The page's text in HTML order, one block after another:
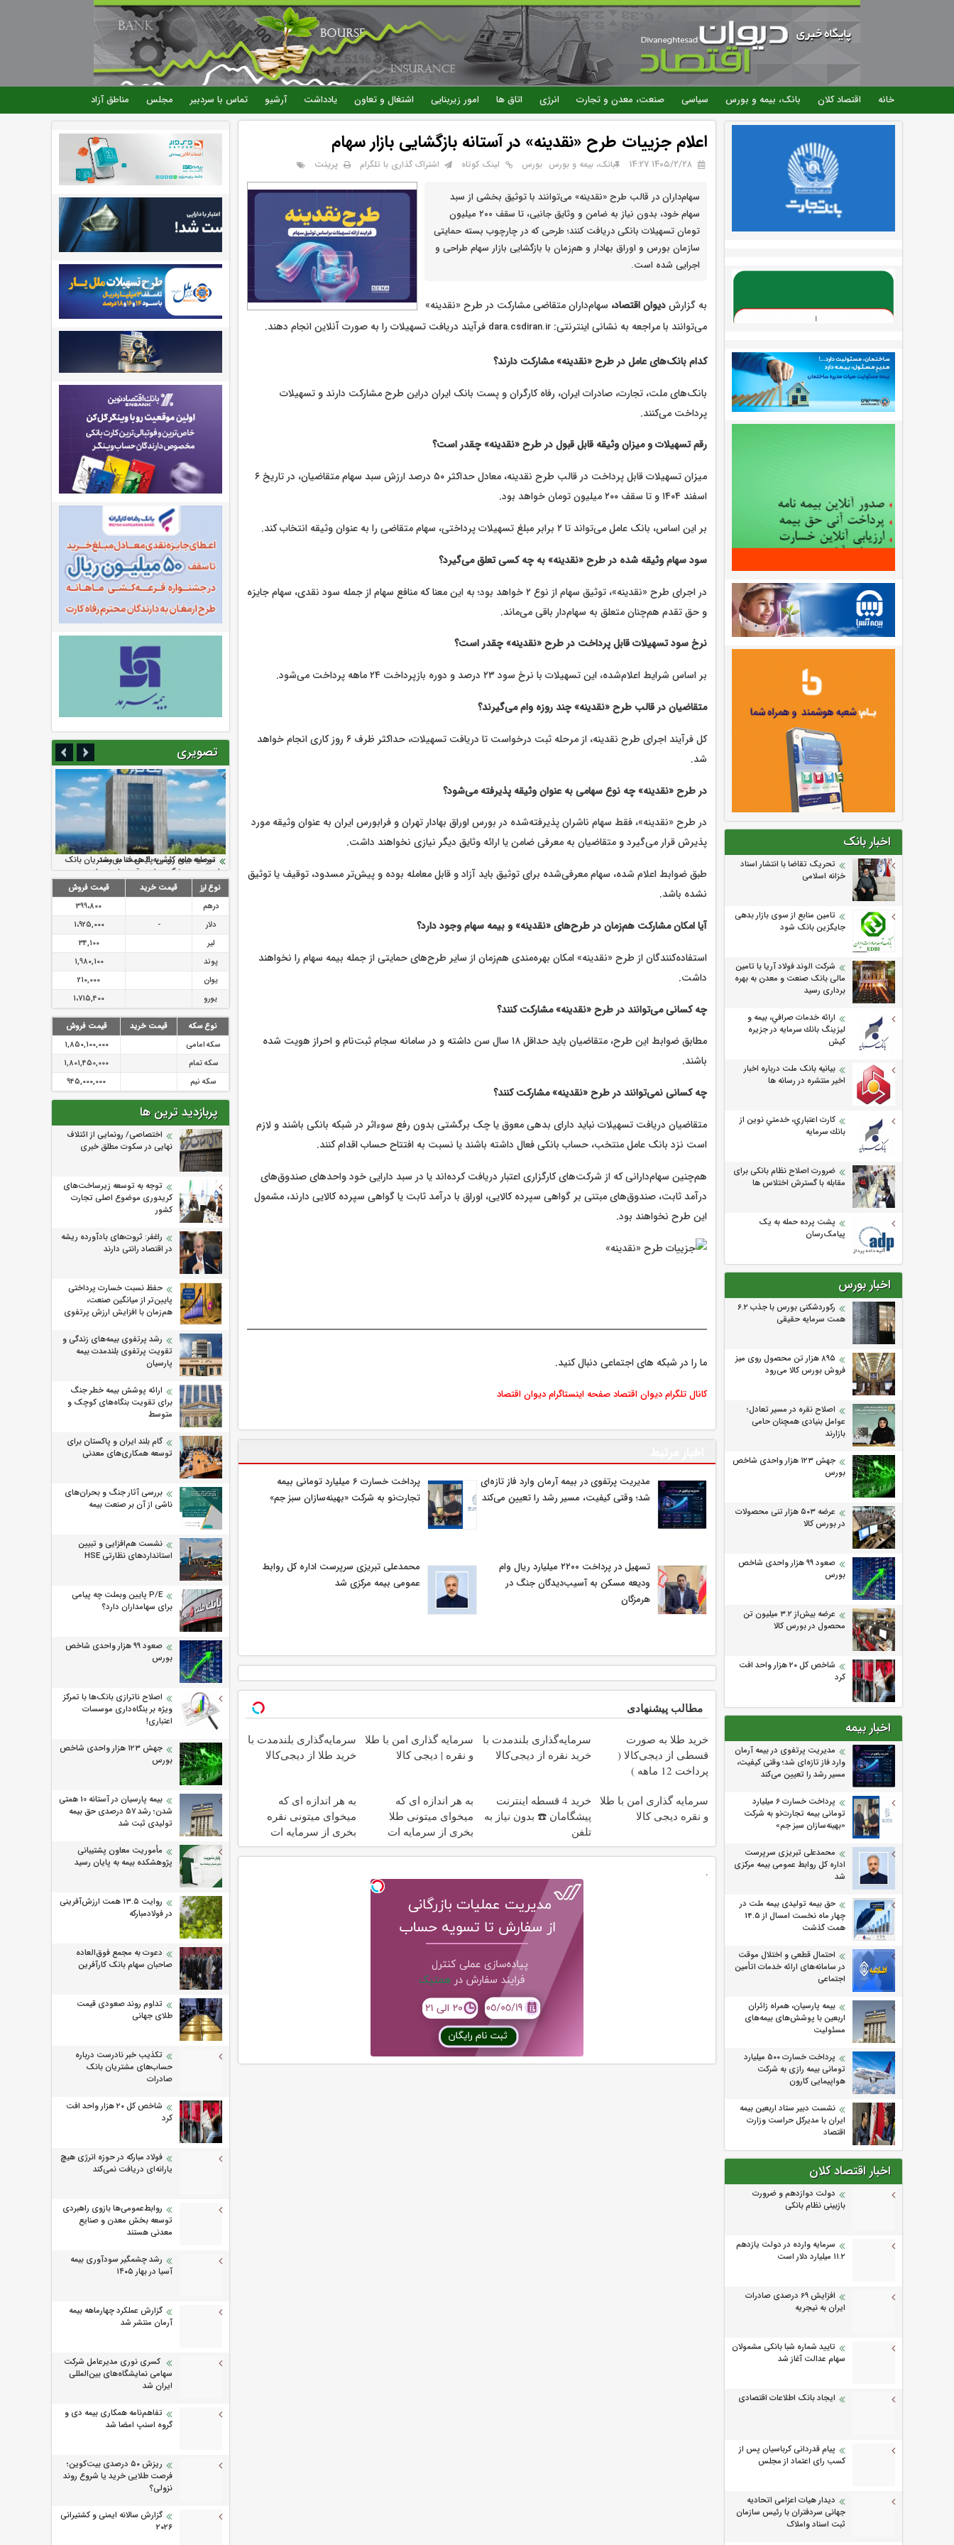
رفتن
به
محتوای
اصلی
خانه اقتصاد کلان بانک، بیمه و بورس سیاسی صنعت، معدن و تجارت انرژی اتاق ها امور زیربنایی اشتغال و تعاون یادداشت آرشیو تماس با سردبیر مجلس مناطق آزاد
اخبار بانک
تحریک تقاضا با انتشار اسناد
خزانه اسلامی
تامین منابع از سوی بازار بدهی
جایگزین بانک شود
شرکت الوند فولاد آریا با تامین
مالی بانک صنعت و معدن به بهره
برداری رسید
ارائه خدمات صرافي، بيمه و
ليزينگ بانك سرمايه در جزيره
كيش
بیانیه بانک ملت درباره اخبار
اخیر منتشره در رسانه ها
كارت اعتباري، خدمتي نوين از
بانك سرمايه
ضرورت اصلاح نظام بانکی برای
مقابله با گسترش اختلاس ها
پشت پرده حمله به یک
پیامک‌رسان
اخبار بورس
رکوردشکنی بورس با جذب ۶.۲
همت سرمایه حقیقی
۸۹۵ هزار تن محصول روی میز
فروش بورس کالا می‌‌رود
اصلاح نقره در مسیر تعادل؛
عوامل بنیادی همچنان حامی
بازارند
جهش ۱۲۳ هزار واحدی شاخص
بورس
عرضه ۵۰۳ هزار تنی محصولات
در بورس کالا
صعود ۹۹ هزار واحدی شاخص
بورس
عرضه بیش‌از ۳.۲ میلیون تن
محصول در بورس کالا
شاخص کل ۲۰ هزار واحد افت
کرد
اخبار بیمه
مدیریت پرتفوی در بیمه آرمان
وارد فاز تازه‌ای شد؛ وقتی کیفیت،
مسیر رشد را تعیین می‌کند
پرداخت خسارت ۶ میلیارد
تومانی بیمه تجارت‌نو به شرکت
«بهینه‌سازان سبز جم»
محمدعلی تبریزی سرپرست
اداره كل روابط عمومی بیمه مركزی
شد
حق بیمه تولیدی بیمه ملت در
چهار ماه نخست امسال از 14.5
همت گذشت
احتمال قطعی و اختلال موقت
در سامانه‌های ارائه خدمات اتأمین
اجتماعی
بیمه پارسیان، همراه زائران
اربعین با پوشش‌های بیمه‌های
مسئولیت
پرداخت خسارت ۵۰۰ میلیارد
تومانی بیمه رازی به شرکت
هواپیمایی کارون
نشست دبیر ستاد اربعین بیمه
ایران با مدیرکل حراست وزارت
اقتصاد
اخبار اقتصاد کلان
دولت دوازدهم و ضرورت
بازبینی نظام بانکی
سرمایه وارده در دولت یازدهم
۱۱.۲ میلیارد دلار است
افزایش 69 درصدی صادرات
ایران به نیجریه
تایید شماره شبا بانکی مشمولان
سهام عدالت آغاز شد
ایجاد بانک اطلاعات اقتصادی
پیام قدردانی کرباسیان پس از
کسب رای اعتماد از مجلس
دیدار هیات اعزامی اتحادیه
جهانی سردفتران با رئیس سازمان
ثبت اسناد واملاک
اعلام جزییات طرح «نقدینه» در آستانه بازگشایی بازار سهام
۱۴۰۵/۲/۲۸ 14:27 بانک، بیمه و بورس بورس لینک کوتاه اشتراک گذاری با تلگرام پرینت
سهام‌داران در قالب طرح «نقدینه» می‌توانند با توثیق بخشی از سبد
سهام خود، بدون نیاز به ضامن و وثایق جانبی، تا سقف ۲۰۰ میلیون
تومان تسهیلات بانکی دریافت کنند؛ طرحی که در چارچوب بسته حمایتی
سازمان بورس و اوراق بهادار و هم‌زمان با بازگشایی بازار سهام طراحی و
اجرایی شده است.
به گزارشدیوان اقتصاد، سهام‌داران متقاضی مشارکت در طرح «نقدینه»
می‌توانند با مراجعه به نشانی اینترنتی: d⁠ara.csdiran.ir فرآیند دریافت تسهیلات را به صورت آنلاین انجام دهند.
کدام بانک‌های عامل در طرح «نقدینه» مشارکت دارند؟
بانک‌های ملت، تجارت، صادرات ایران، رفاه کارگران و پست بانک ایران دراین طرح مشارکت دارند و تسهیلات
پرداخت می‌کنند.
رقم تسهیلات و میزان وثیقه قابل قبول در طرح «نقدینه» چقدر است؟
میزان تسهیلات قابل پرداخت در قالب طرح نقدینه، معادل حداکثر ۵۰ درصد ارزش سبد سهام متقاضیان، در تاریخ ۶
اسفند ۱۴۰۴ و تا سقف ۲۰۰ میلیون تومان خواهد بود.
بر این اساس، بانک عامل می‌تواند تا ۲ برابر مبلغ تسهیلات پرداختی، سهام متقاضی را به عنوان وثیقه انتخاب کند.
سود سهام وثیقه‌ شده در طرح «نقدینه» به چه کسی تعلق می‌گیرد؟
در اجرای طرح «نقدینه»، توثیق سهام از نوع ۲ خواهد بود؛ به این معنا که منافع سهام از جمله سود نقدی، سهام جایزه
و حق تقدم هم‌چنان متعلق به سهام‌دار باقی می‌ماند.
نرخ سود تسهیلات قابل پرداخت در طرح «نقدینه» چقدر است؟
بر اساس شرایط اعلام‌شده، این تسهیلات با نرخ سود ۲۳ درصد و دوره بازپرداخت ۲۴ ماهه پرداخت می‌شود.
متقاضیان در قالب طرح «نقدینه» چند روزه وام می‌گیرند؟
کل فرآیند اجرای طرح نقدینه، از مرحله ثبت درخواست تا دریافت تسهیلات، حداکثر ظرف ۶ روز کاری انجام خواهد
شد.
در طرح «نقدینه» چه نوع سهامی به عنوان وثیقه پذیرفته می‌شود؟
در طرح «نقدینه»، فقط سهام ناشران پذیرفته‌شده در بورس اوراق بهادار تهران و فرابورس ایران به عنوان وثیقه مورد
پذیرش قرار می‌گیرد و متقاضیان به معرفی ضامن یا ارائه وثایق دیگر نیازی نخواهند داشت.
طبق ضوابط اعلام شده، سهام معرفی‌شده برای توثیق باید آزاد و قابل معامله بوده و پیش‌تر مسدود، توقیف یا توثیق
نشده باشد.
آیا امکان مشارکت هم‌زمان در طرح‌های «نقدینه» و بیمه سهام وجود دارد؟
استفاده‌کنندگان از طرح «نقدینه» امکان بهره‌مندی هم‌زمان از سایر طرح‌های حمایتی از جمله بیمه سهام را نخواهند
داشت.
چه کسانی می‌توانند در طرح «نقدینه» مشارکت کنند؟
مطابق ضوابط این طرح، متقاضیان باید حداقل ۱۸ سال سن داشته و در سامانه سجام ثبت‌نام و احراز هویت شده
باشند.
چه کسانی نمی‌توانند در طرح «نقدینه» مشارکت کنند؟
متقاضیان دریافت تسهیلات نباید دارای بدهی معوق یا چک برگشتی بدون رفع سوءاثر در شبکه بانکی باشند و لازم
است نزد بانک عامل منتخب، حساب بانکی فعال داشته باشند یا نسبت به افتتاح حساب اقدام کنند.
هم‌چنین سهام‌دارانی که از شرکت‌های کارگزاری اعتبار دریافت کرده‌اند یا در سبد دارایی خود واحدهای صندوق‌های
درآمد ثابت، صندوق‌های مبتنی بر گواهی سپرده کالایی، اوراق با درآمد ثابت یا گواهی سپرده کالایی دارند، مشمول
این طرح نخواهند بود.
ما را در شبکه های اجتماعی دنبال کنید.
کانال تلگرام دیوان اقتصادصفحه اینستاگرام دیوان اقتصاد
مدیریت پرتفوی در بیمه آرمان وارد فاز تازه‌ای
شد؛ وقتی کیفیت، مسیر رشد را تعیین می‌کند
پرداخت خسارت ۶ میلیارد تومانی بیمه
تجارت‌نو به شرکت «بهینه‌سازان سبز جم»
تسهیل در پرداخت ۲۲۰۰ میلیارد ریال وام
ودیعه مسکن به آسیب‌دیدگان جنگ در
هرمزگان
محمدعلی تبریزی سرپرست اداره كل روابط
عمومی بیمه مركزی شد
مطالب پیشنهادی
خرید طلا به صورت
قسطی از دیجی‌کالا (
پرداخت 12 ماهه )
سرمایه‌گذاری بلندمدت با
خرید نقره از دیجی‌کالا
سرمایه گذاری امن با طلا
و نقره | دیجی کالا
سرمایه‌گذاری بلندمدت با
خرید طلا از دیجی‌کالا
سرمایه گذاری امن با طلا
و نقره دیجی کالا
خرید 4 قسطه اینترنت
پیشگامان ☎️ بدون نیاز به
تلفن
به هر اندازه ای که
میخوای میتونی طلا
بخری از سرمایه ات
محافظت کنی
به هر اندازه ای که
میخوای میتونی نقره
بخری از سرمایه ات
محافظت کنی
.
تصویری
ارزش سهام عدالت بالا رفت
سرمایه بیمه کوثر به ۴ همت می‌رسد
نود ثانیه با فولاد سنگان
تقدیر دبیرکل سندیکای بیمه گران ایران از
اقدامات مدیرعامل بیمه رازی
توصیه های رئیس پلیس فتا به مشتریان بانک
ها در مورد پیشگیری از سرقت های مجازی
نوع ارز قیمت خرید
قیمت فروش
درهم
399،800
دلار
-
1،925,000
لیر
34,100
پوند
1,980,100
یوان
210,000
یورو
1،715,400
نوع سکه قیمت خرید
قیمت فروش
سکه امامی
1,850,100,000
سکه تمام
1,801,450,000
سکه نیم
945,000,000
پربازدید ترین ها
اختصاصی/ رونمایی از ائتلاف‌
نهایی در سکوت مطلق خبری
توجه به توسعه زیرساخت‌های
کریدوری موضوع اصلی تجارت
کشور
راغفر: ثروت‌های بادآورده ریشه
در اقتصاد رانتی دارند
حفظ نسبت خسارت پرداختی
پایین‌تر از میانگین صنعت،
هم‌زمان با افزایش ارزش پرتفوی
رشد پرتفوی بیمه‌های زندگی و
تقویت پرتفوی بلندمدت بیمه
پارسیان
ارائه پوشش بیمه خطر جنگ
برای تقویت بنگاه‌های کوچک و
متوسط
گام بلند ایران و پاکستان برای
توسعه همکاری‌های معدنی
بررسی آثار جنگ و بحران‌های
ناشی از آن بر صنعت بیمه
نشست هم‌افزایی و تبیین
استانداردهای نظارتی HSE
P/E پایین وبملت چه پیامی
برای سهامداران دارد؟
صعود ۹۹ هزار واحدی شاخص
بورس
اصلاح ناترازی بانک‌ها با تمرکز
ویژه بر بنگاه‌داری موسسات
اعتباری!
جهش ۱۲۳ هزار واحدی شاخص
بورس
بیمه پارسیان در آستانه 10 همتی
شدن؛ رشد ۵۷ درصدی حق بیمه
تولیدی ثبت شد
مأموریت معاون پشتیبانی
پژوهشكده بیمه به پایان رسید
روایت ۱۳.۵ همت ارزش‌آفرینی
در فولادمبارکه
دعوت به مجمع فوق‌العاده
صاحبان سهام بانک کارآفرین
تداوم روند صعودی قیمت
طلای جهانی
تکذیب خبر نادرست درباره
حساب‌های مشتریان بانک
صادرات
شاخص کل ۲۰ هزار واحد افت
کرد
فولاد مبارکه در حوزه انرژی هیچ
یارانه‌ای دریافت نمی‌کند
روابط‌‌عمومی‌ها بازوی راهبردی
توسعه بخش معدن و صنایع
معدنی هستند
رشد چشمگیر سودآوری بیمه
آسیا در بهار ۱۴۰۵
گزارش عملکرد چهارماهه بیمه
آرمان منتشر شد
کسری نوری مدیرعامل شرکت
سهامی نمایشگاه‌های بین‌المللی
ایران شد
تفاهم‌نامه همکاری بیمه دی و
گروه اسنپ امضا شد
ریزش ۵۰ درصدی بیت‌کوین؛
فرصت طلایی خرید یا شروع روند
نزولی؟
گزارش سالانه ایمنی و كشتیرانی
۲۰۲۶